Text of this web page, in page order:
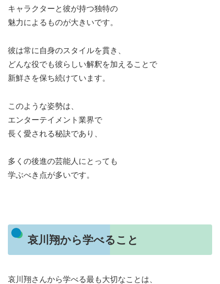
キャラクターと彼が持つ独特の
魅力によるものが大きいです。
彼は常に自身のスタイルを貫き、
どんな役でも彼らしい解釈を加えることで
新鮮さを保ち続けています。
このような姿勢は、
エンターテイメント業界で
長く愛される秘訣であり、
多くの後進の芸能人にとっても
学ぶべき点が多いです。
哀川翔から学べること
哀川翔さんから学べる最も大切なことは、